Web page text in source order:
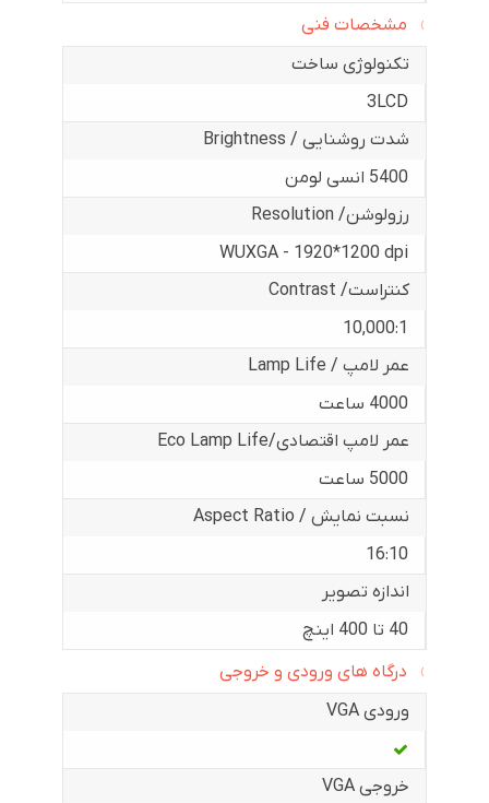
مشخصات فنی
تکنولوژی ساخت
3LCD
شدت روشنایی / Brightness
5400 انسی لومن
رزولوشن/ Resolution
WUXGA - 1920*1200 dpi
کنتراست/ Contrast
10,000:1
عمر لامپ / Lamp Life
4000 ساعت
عمر لامپ اقتصادی/Eco Lamp Life
5000 ساعت
نسبت نمایش / Aspect Ratio
16:10
اندازه تصویر
40 تا 400 اینچ
درگاه های ورودی و خروجی
ورودی VGA
خروجی VGA